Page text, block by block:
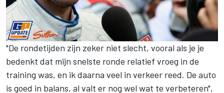
"De rondetijden zijn zeker niet slecht, vooral als je je
bedenkt dat mijn snelste ronde relatief vroeg in de
training was, en ik daarna veel in verkeer reed. De auto
is goed in balans, al valt er nog wel wat te verbeteren",